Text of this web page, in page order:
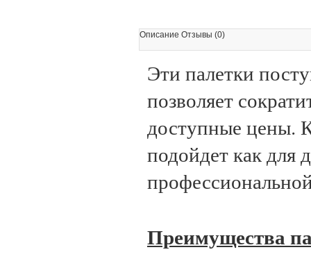
Описание Отзывы (0)
Эти палетки
позволяет
доступные цены.
подойдет как для
Преимущества